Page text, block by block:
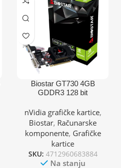
Biostar GT730 4GB
GDDR3 128 bit
kartica
nVidia grafičke kartice,
Biostar, Računarske
komponente, Grafičke
kartice
SKU: 4712960683884
Na stanju